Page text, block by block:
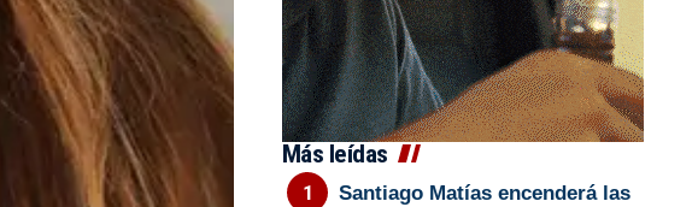
Más leídas
Santiago Matías encenderá las